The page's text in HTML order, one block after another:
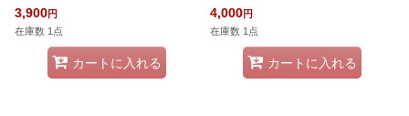
3,900円
在庫数 1点
カートに入れる
4,000円
在庫数 1点
カートに入れる